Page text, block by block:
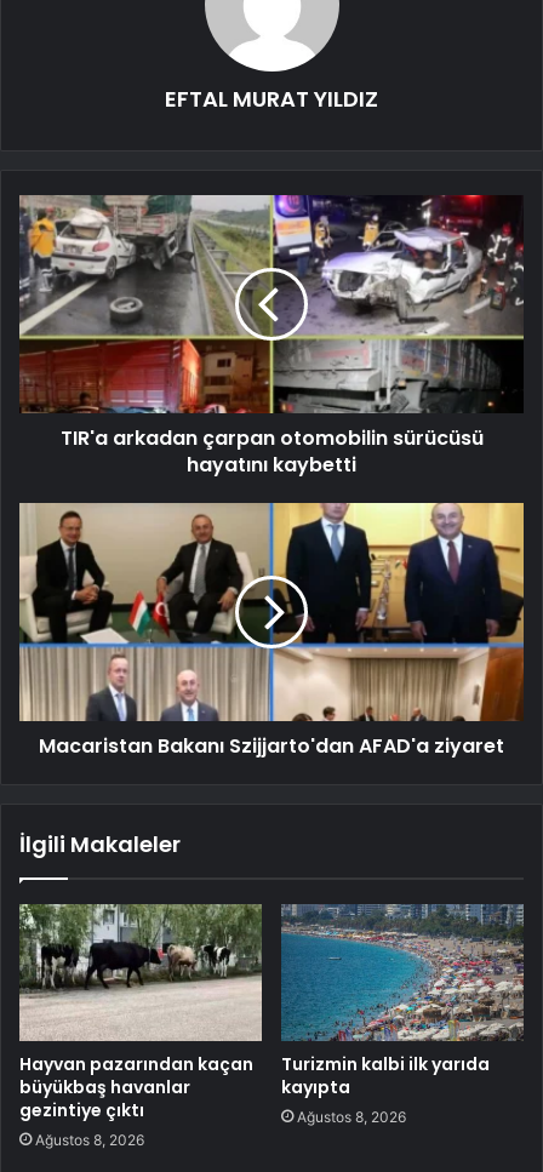
EFTAL MURAT YILDIZ
TIR'a arkadan çarpan otomobilin sürücüsü
hayatını kaybetti
Macaristan Bakanı Szijjarto'dan AFAD'a ziyaret
İlgili Makaleler
Hayvan pazarından kaçan
büyükbaş havanlar
gezintiye çıktı
Ağustos 8, 2026
Turizmin kalbi ilk yarıda
kayıpta
Ağustos 8, 2026